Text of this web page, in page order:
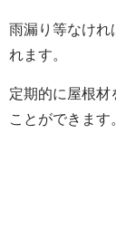
雨漏り等なけれ
れます。
定期的に屋根材
ことができます